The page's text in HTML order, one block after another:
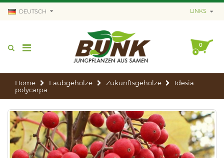
DEUTSCH LINKS
0
Home Laubgehölze Zukunftsgehölze
Idesia
polycarpa